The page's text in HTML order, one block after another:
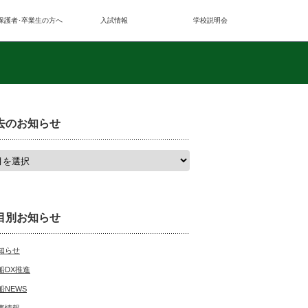
護者･卒業生の方へ 入試情報 学校説明会
のお知らせ
別お知らせ
らせ
DX推進
NEWS